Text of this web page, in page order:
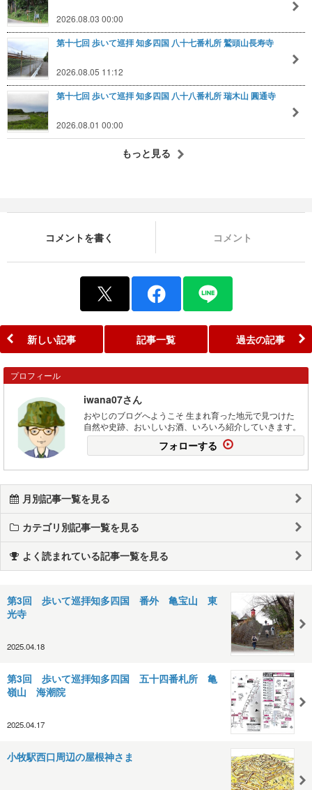
2026.08.03 00:00
第十七回 歩いて巡拝 知多四国 八十七番札所 鷲頭山長寿寺
2026.08.05 11:12
第十七回 歩いて巡拝 知多四国 八十八番札所 瑞木山 圓通寺
2026.08.01 00:00
もっと見る
コメントを書く コメント
新しい記事 記事一覧 過去の記事
プロフィール
iwana07さん
おやじのブログへようこそ 生まれ育った地元で見つけた
自然や史跡、おいしいお酒、いろいろ紹介していきます。
フォローする
月別記事一覧を見る
カテゴリ別記事一覧を見る
よく読まれている記事一覧を見る
第3回 歩いて巡拝知多四国 番外 亀宝山 東
光寺
2025.04.18
第3回 歩いて巡拝知多四国 五十四番札所 亀
嶺山 海潮院
2025.04.17
小牧駅西口周辺の屋根神さま